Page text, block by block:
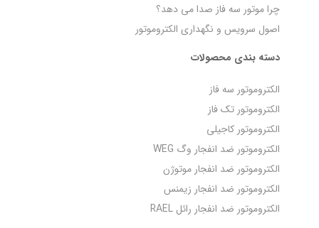
چرا موتور سه فاز صدا می‌ دهد؟
اصول سرویس و نگهداری الکتروموتور
دسته بندی محصولات
الکتروموتور سه فاز
الکتروموتور تک فاز
الکتروموتور کاجیلی
الکتروموتور ضد انفجار وگ WEG
الکتروموتور ضد انفجار موتوژن
الکتروموتور ضد انفجار زیمنس
الکتروموتور ضد انفجار رائل RAEL